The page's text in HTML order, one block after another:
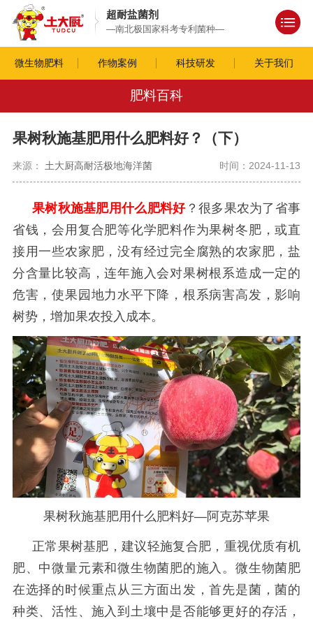
超耐盐菌剂
—南北极国家科考专利菌种—
微生物肥料 作物案例 科技研发 关于我们
肥料百科
果树秋施基肥用什么肥料好？（下）
来源： 土大厨高耐活极地海洋菌 时间：2024-11-13
果树秋施基肥用什么肥料好？很多果农为了省事
省钱，会用复合肥等化学肥料作为果树冬肥，或直
接用一些农家肥，没有经过完全腐熟的农家肥，盐
分含量比较高，连年施入会对果树根系造成一定的
危害，使果园地力水平下降，根系病害高发，影响
树势，增加果农投入成本。
果树秋施基肥用什么肥料好—阿克苏苹果
正常果树基肥，建议轻施复合肥，重视优质有机
肥、中微量元素和微生物菌肥的施入。微生物菌肥
在选择的时候重点从三方面出发，首先是菌，菌的
种类、活性、施入到土壤中是否能够更好的存活，